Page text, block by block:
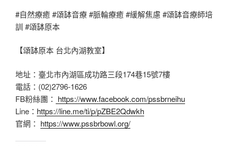
#自然療癒#頌缽音療#脈輪療癒#緩解焦慮 #頌缽音療師培
訓 #頌缽原本
【頌缽原本 台北內湖教室】
地址：臺北市內湖區成功路三段174巷15號7樓
電話：(02)2796-1626
FB粉絲團： https://www.facebook.com/pssbrneihu
Line： https://line.me/ti/p/pZBE2Qdwkh
官網： https://www.pssbrbowl.org/